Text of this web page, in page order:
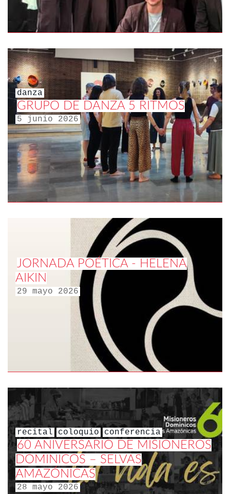
danza
GRUPO DE DANZA 5 RITMOS
5 junio 2026
JORNADA POÉTICA - HELENA
AIKIN
29 mayo 2026
recital coloquio conferencia
60 ANIVERSARIO DE MISIONEROS
DOMINICOS – SELVAS
AMAZÓNICAS
28 mayo 2026